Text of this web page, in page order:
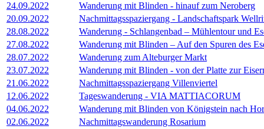
24.09.2022
Wanderung mit Blinden - hinauf zum Neroberg
20.09.2022
Nachmittagsspaziergang - Landschaftspark
28.08.2022
Wanderung - Schlangenbad – Mühlentour und
27.08.2022
Wanderung mit Blinden – Auf den Spuren des
28.07.2022
Wanderung zum Alteburger Markt
23.07.2022
Wanderung mit Blinden - von der Platte zur
21.06.2022
Nachmittagsspaziergang Villenviertel
12.06.2022
Tageswanderung - VIA MATTIACORUM
04.06.2022
Wanderung mit Blinden von Königstein nach
02.06.2022
Nachmittagswanderung Rosarium